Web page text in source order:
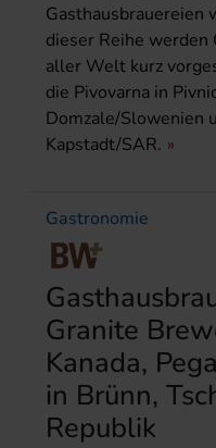
dieser Reihe werden
aller Welt kurz
die Pivovarna in
Domzale/Slowenien
Kapstadt/SAR.
Gastronomie
Granite
Kanada,
in Brünn,
Republik